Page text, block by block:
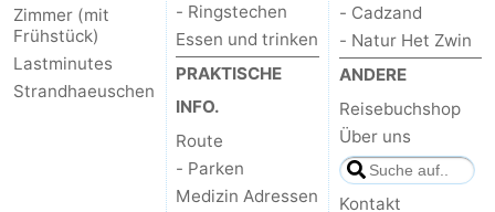
Zimmer (mit
Frühstück)
Lastminutes
Strandhaeuschen
- Ringstechen
Essen und trinken
PRAKTISCHE
INFO.
Route
- Parken
Medizin Adressen
- Cadzand
- Natur Het Zwin
ANDERE
Reisebuchshop
Über uns
Kontakt